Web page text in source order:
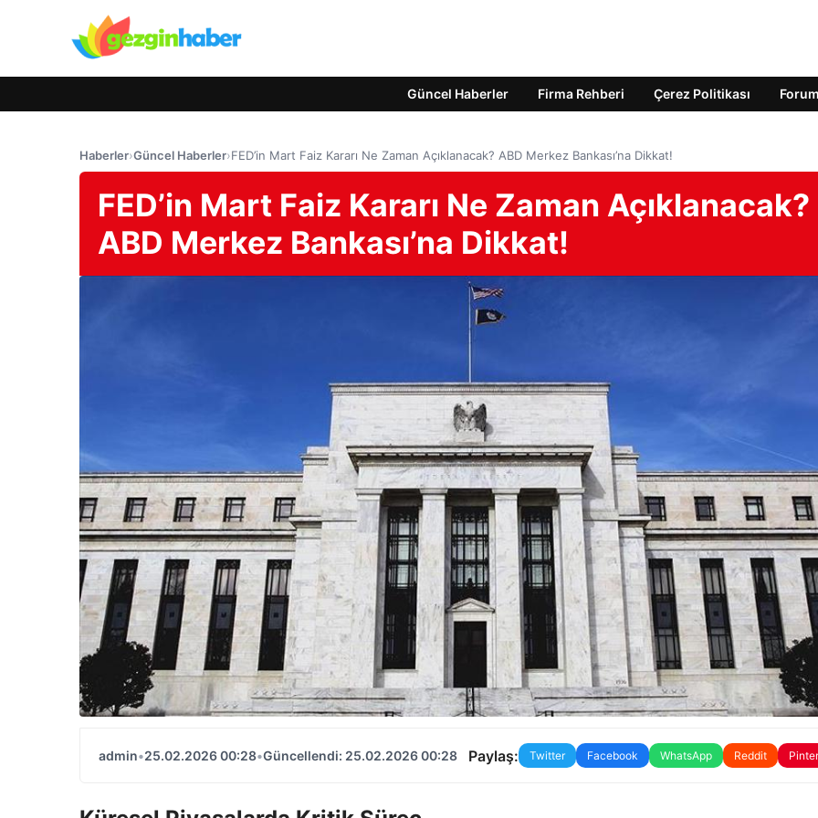
Güncel Haberler Firma Rehberi Çerez Politikası Forum
Haberler›Güncel Haberler›FED’in Mart Faiz Kararı Ne Zaman Açıklanacak? ABD Merkez Bankası’na Dikkat!
FED’in Mart Faiz Kararı Ne Zaman Açıklanacak?
ABD Merkez Bankası’na Dikkat!
admin•25.02.2026 00:28•Güncellendi: 25.02.2026 00:28 Paylaş: Twitter Facebook WhatsApp Reddit